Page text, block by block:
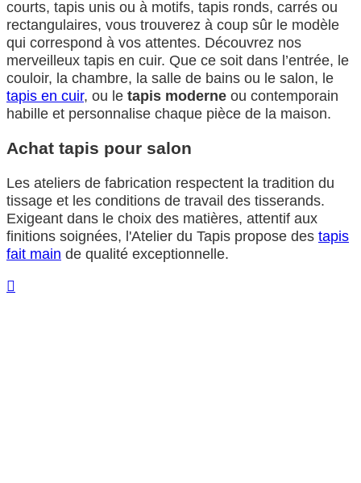
courts, tapis unis ou à motifs, tapis ronds, carrés ou
rectangulaires, vous trouverez à coup sûr le modèle
qui correspond à vos attentes. Découvrez nos
merveilleux tapis en cuir. Que ce soit dans l’entrée, le
couloir, la chambre, la salle de bains ou le salon, le
tapis en cuir, ou le tapis moderne ou contemporain
habille et personnalise chaque pièce de la maison.
Achat tapis pour salon
Les ateliers de fabrication respectent la tradition du
tissage et les conditions de travail des tisserands.
Exigeant dans le choix des matières, attentif aux
finitions soignées, l'Atelier du Tapis propose des tapis
fait main de qualité exceptionnelle.
